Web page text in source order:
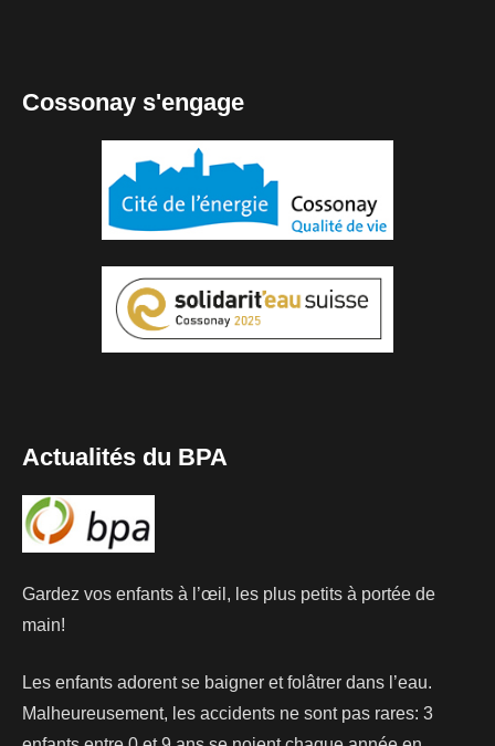
Cossonay s'engage
Actualités du BPA
Gardez vos enfants à l’œil, les plus petits à portée de
main!
Les enfants adorent se baigner et folâtrer dans l’eau.
Malheureusement, les accidents ne sont pas rares: 3